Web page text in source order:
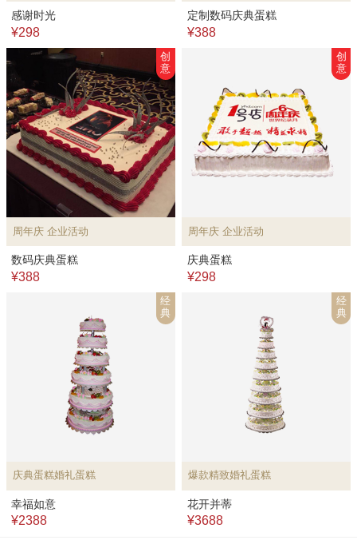
感谢时光
¥298
定制数码庆典蛋糕
¥388
周年庆 企业活动
创
意
数码庆典蛋糕
¥388
周年庆 企业活动
创
意
庆典蛋糕
¥298
庆典蛋糕婚礼蛋糕
经
典
幸福如意
¥2388
爆款精致婚礼蛋糕
经
典
花开并蒂
¥3688